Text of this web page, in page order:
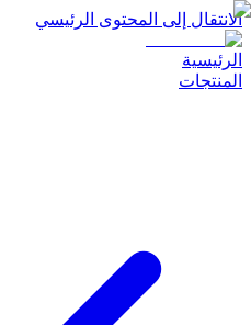
الانتقال إلى المحتوى الرئيسي
الرئيسية
المنتجات